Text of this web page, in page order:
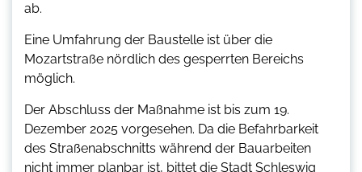
ab.
Eine Umfahrung der Baustelle ist über die
Mozartstraße nördlich des gesperrten Bereichs
möglich.
Der Abschluss der Maßnahme ist bis zum 19.
Dezember 2025 vorgesehen. Da die Befahrbarkeit
des Straßenabschnitts während der Bauarbeiten
nicht immer planbar ist, bittet die Stadt Schleswig